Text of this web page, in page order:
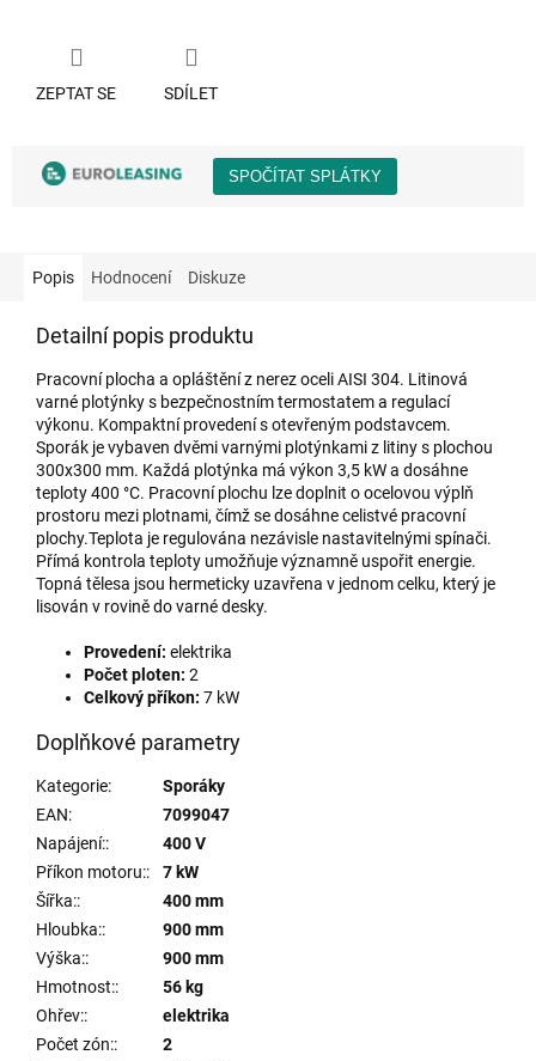
ZEPTAT SE SDÍLET
Popis Hodnocení Diskuze
Detailní popis produktu
Pracovní plocha a opláštění z nerez oceli AISI 304. Litinová
varné plotýnky s bezpečnostním termostatem a regulací
výkonu. Kompaktní provedení s otevřeným podstavcem.
Sporák je vybaven dvěmi varnými plotýnkami z litiny s plochou
300x300 mm. Každá plotýnka má výkon 3,5 kW a dosáhne
teploty 400 °C. Pracovní plochu lze doplnit o ocelovou výplň
prostoru mezi plotnami, čímž se dosáhne celistvé pracovní
plochy.Teplota je regulována nezávisle nastavitelnými spínači.
Přímá kontrola teploty umožňuje významně uspořit energie.
Topná tělesa jsou hermeticky uzavřena v jednom celku, který je
lisován v rovině do varné desky.
Provedení: elektrika
Počet ploten: 2
Celkový příkon: 7 kW
Doplňkové parametry
Kategorie:
Sporáky
EAN:
7099047
Napájení::
400 V
Příkon motoru::
7 kW
Šířka::
400 mm
Hloubka::
900 mm
Výška::
900 mm
Hmotnost::
56 kg
Ohřev::
elektrika
Počet zón::
2